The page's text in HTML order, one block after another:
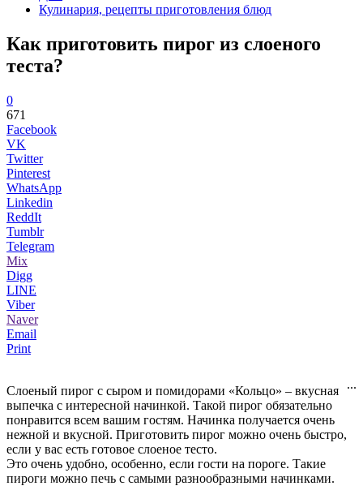
Кулинария, рецепты приготовления блюд
Как приготовить пирог из слоеного
теста?
0
671
Facebook
VK
Twitter
Pinterest
WhatsApp
Linkedin
ReddIt
Tumblr
Telegram
Mix
Digg
LINE
Viber
Naver
Email
Print
...
Слоеный пирог с сыром и помидорами «Кольцо» – вкусная
выпечка с интересной начинкой. Такой пирог обязательно
понравится всем вашим гостям. Начинка получается очень
нежной и вкусной. Приготовить пирог можно очень быстро,
если у вас есть готовое слоеное тесто.
Это очень удобно, особенно, если гости на пороге. Такие
пироги можно печь с самыми разнообразными начинками.